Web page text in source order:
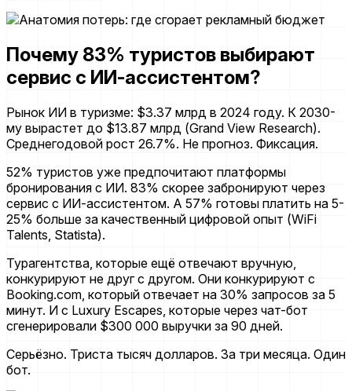
Почему 83% туристов выбирают
сервис с ИИ-ассистентом?
Рынок ИИ в туризме: $3.37 млрд в 2024 году. К 2030-
му вырастет до $13.87 млрд (Grand View Research).
Среднегодовой рост 26.7%. Не прогноз. Фиксация.
52% туристов уже предпочитают платформы
бронирования с ИИ. 83% скорее забронируют через
сервис с ИИ-ассистентом. А 57% готовы платить на 5-
25% больше за качественный цифровой опыт (WiFi
Talents, Statista).
Турагентства, которые ещё отвечают вручную,
конкурируют не друг с другом. Они конкурируют с
Booking.com, который отвечает на 30% запросов за 5
минут. И с Luxury Escapes, которые через чат-бот
сгенерировали $300 000 выручки за 90 дней.
Серьёзно. Триста тысяч долларов. За три месяца. Один
бот.